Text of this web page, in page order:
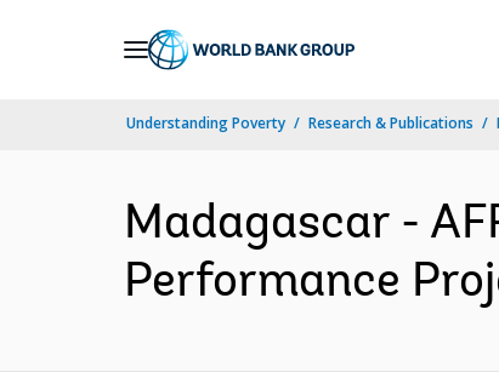
Understanding Poverty Research & Publications
Madagascar -
Performance